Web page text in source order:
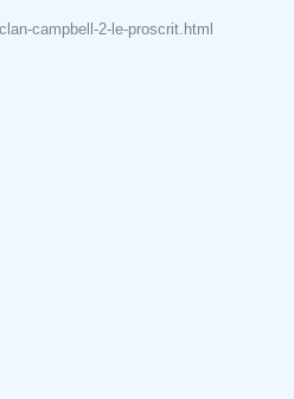
campbell-2-le-proscrit.html